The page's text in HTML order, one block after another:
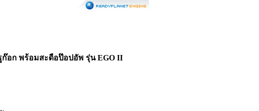
ก๊อก พร้อมสะดือป๊อปอัพ รุ่น EGO II